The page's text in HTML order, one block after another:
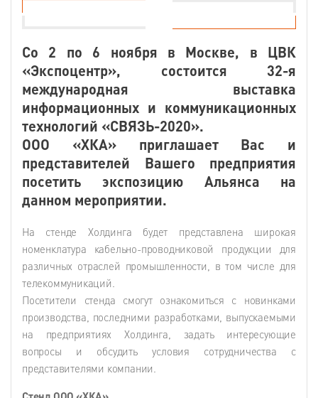
Со 2 по 6 ноября в Москве, в ЦВК
«Экспоцентр», состоится 32-я
международная выставка
информационных и коммуникационных
технологий «СВЯЗЬ-2020».
ООО «ХКА» приглашает Вас и
представителей Вашего предприятия
посетить экспозицию Альянса на
данном мероприятии.
На стенде Холдинга будет представлена широкая
номенклатура кабельно-проводниковой продукции для
различных отраслей промышленности, в том числе для
телекоммуникаций.
Посетители стенда смогут ознакомиться с новинками
производства, последними разработками, выпускаемыми
на предприятиях Холдинга, задать интересующие
вопросы и обсудить условия сотрудничества с
представителями компании.